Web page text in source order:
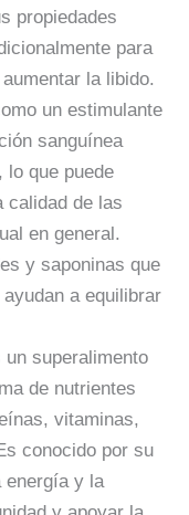
propiedades
para
la libido.
un estimulante
sanguínea
lo que puede
calidad de las
en general.
y saponinas que
a equilibrar
un superalimento
de nutrientes
vitaminas,
conocido por su
energía y la